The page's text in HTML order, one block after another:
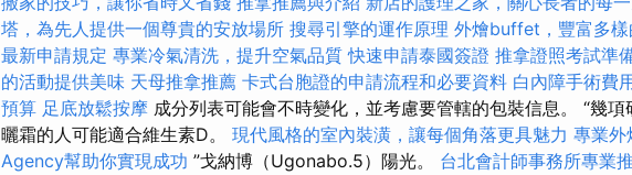
塔，為先人提供一個尊貴的安放場所 搜尋引擎的運作原理 外燴buffet，豐富多樣
最新申請規定 專業冷氣清洗，提升空氣品質 快速申請泰國簽證 推拿證照考試準
的活動提供美味 天母推拿推薦 卡式台胞證的申請流程和必要資料 白內障手術費
預算 足底放鬆按摩 成分列表可能會不時變化，並考慮要管轄的包裝信息。 “幾
曬霜的人可能適合維生素D。 現代風格的室內裝潢，讓每個角落更具魅力 專業外
Agency幫助你實現成功 ”戈納博（Ugonabo.5）陽光。 台北會計師事務所專業